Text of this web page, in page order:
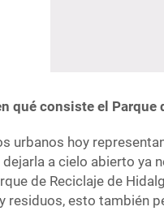
qué consiste el Parque
urbanos hoy
a cielo abierto ya
de Reciclaje de
residuos, esto también